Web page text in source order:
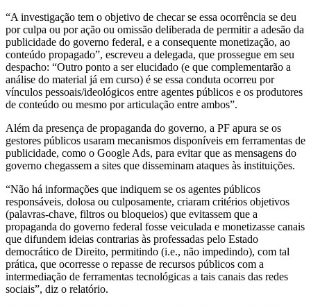
“A investigação tem o objetivo de checar se essa ocorrência se deu
por culpa ou por ação ou omissão deliberada de permitir a adesão da
publicidade do governo federal, e a consequente monetização, ao
conteúdo propagado”, escreveu a delegada, que prossegue em seu
despacho: “Outro ponto a ser elucidado (e que complementarão a
análise do material já em curso) é se essa conduta ocorreu por
vínculos pessoais/ideológicos entre agentes públicos e os produtores
de conteúdo ou mesmo por articulação entre ambos”.
Além da presença de propaganda do governo, a PF apura se os
gestores públicos usaram mecanismos disponíveis em ferramentas de
publicidade, como o Google Ads, para evitar que as mensagens do
governo chegassem a sites que disseminam ataques às instituições.
“Não há informações que indiquem se os agentes públicos
responsáveis, dolosa ou culposamente, criaram critérios objetivos
(palavras-chave, filtros ou bloqueios) que evitassem que a
propaganda do governo federal fosse veiculada e monetizasse canais
que difundem ideias contrarias às professadas pelo Estado
democrático de Direito, permitindo (i.e., não impedindo), com tal
prática, que ocorresse o repasse de recursos públicos com a
intermediação de ferramentas tecnológicas a tais canais das redes
sociais”, diz o relatório.